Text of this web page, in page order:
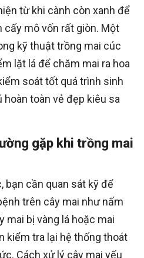
từ khi cành còn xanh để
cấy mô vốn rất giòn. Một
kỹ thuật trồng mai cúc
lặt lá để chăm mai ra hoa
soát tốt quá trình sinh
toàn vẻ đẹp kiêu sa
gặp khi trồng mai
bạn cần quan sát kỹ để
trên cây mai như nấm
mai bị vàng lá hoặc mai
kiểm tra lại hệ thống thoát
Cách xử lý cây mai yếu